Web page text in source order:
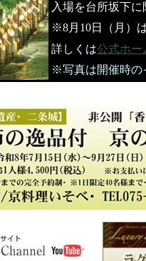
入場を台所坂下
※8月10日（月）
詳しくは公式ホー
※写真は開催時の